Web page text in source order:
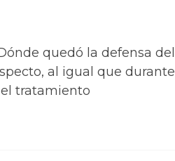
quedó la defensa del
al igual que durante
tratamiento